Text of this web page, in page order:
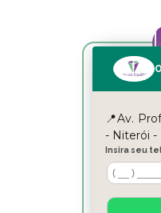
📍Av.
- Niterói -
Insira seu